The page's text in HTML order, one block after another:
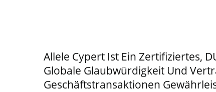
Allele Cypert Ist Ein Zertifiziertes,
Globale Glaubwürdigkeit Und
Geschäftstransaktionen